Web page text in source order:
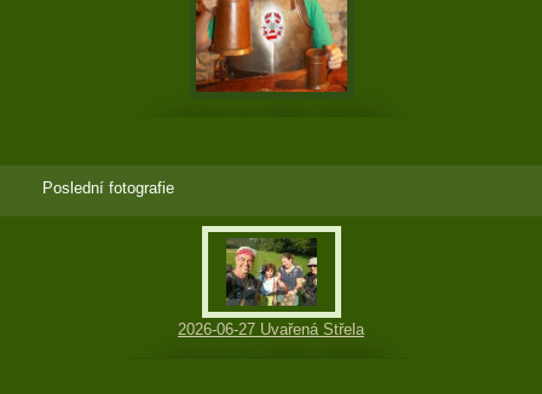
Poslední fotografie
2026-06-27 Uvařená Střela